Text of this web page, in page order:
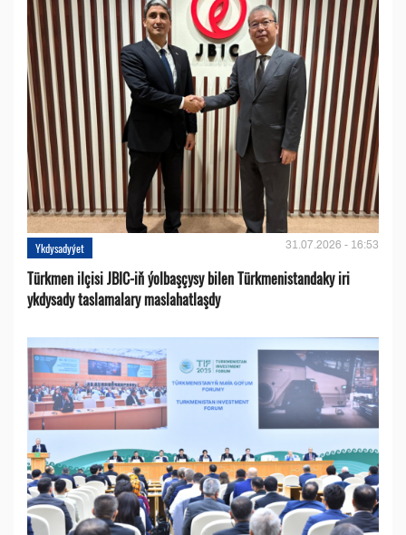
Ykdysadyýet 31.07.2026 - 16:53
Türkmen ilçisi JBIC-iň ýolbaşçysy bilen Türkmenistandaky iri
ykdysady taslamalary maslahatlaşdy